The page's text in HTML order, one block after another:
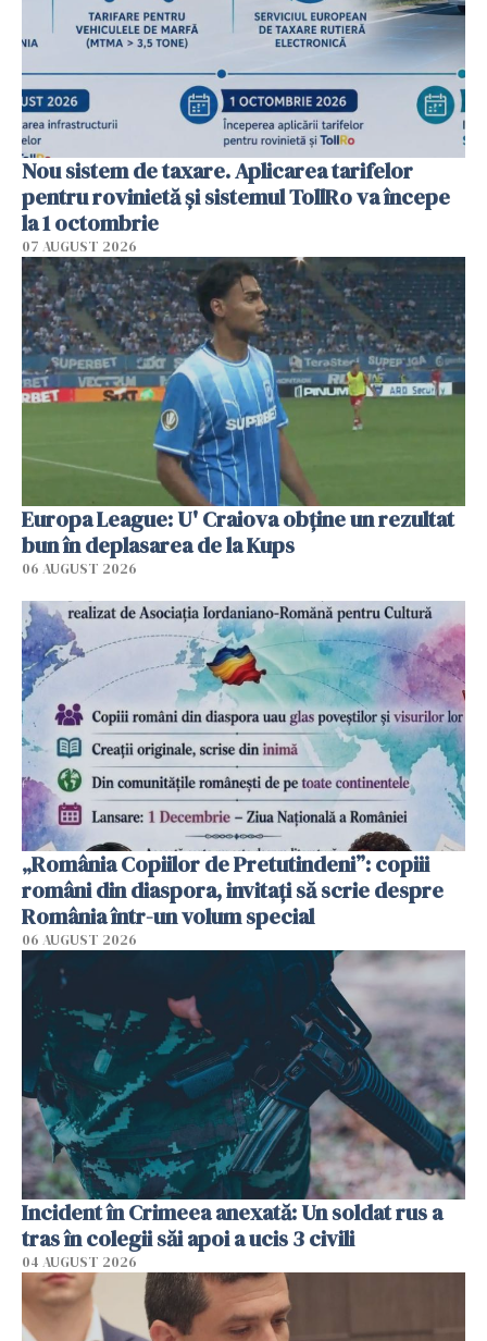
Nou sistem de taxare. Aplicarea tarifelor
pentru rovinietă şi sistemul TollRo va începe
la 1 octombrie
07 AUGUST 2026
Europa League: U' Craiova obține un rezultat
bun în deplasarea de la Kups
06 AUGUST 2026
„România Copiilor de Pretutindeni”: copiii
români din diaspora, invitați să scrie despre
România într-un volum special
06 AUGUST 2026
Incident în Crimeea anexată: Un soldat rus a
tras în colegii săi apoi a ucis 3 civili
04 AUGUST 2026